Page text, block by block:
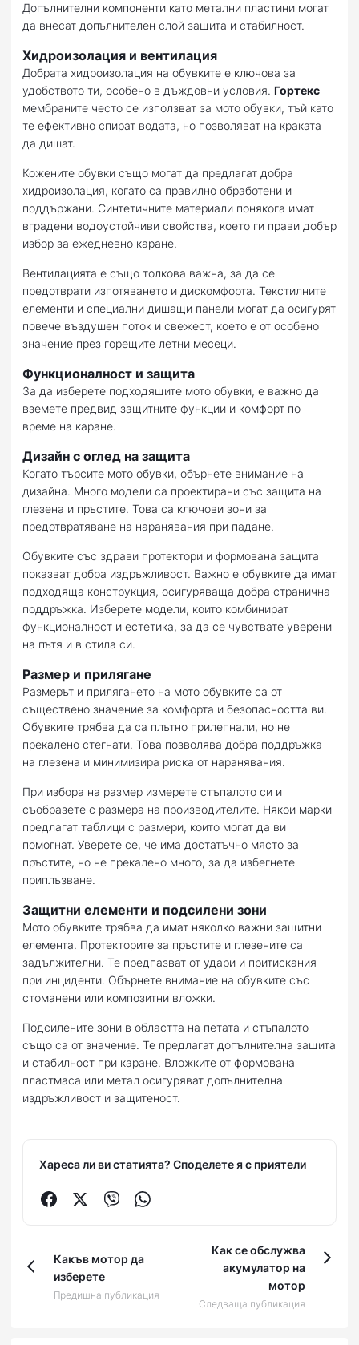
Допълнителни компоненти като метални пластини могат
да внесат допълнителен слой защита и стабилност.
Хидроизолация и вентилация
Добрата хидроизолация на обувките е ключова за
удобството ти, особено в дъждовни условия. Гортекс
мембраните често се използват за мото обувки, тъй като
те ефективно спират водата, но позволяват на краката
да дишат.
Кожените обувки също могат да предлагат добра
хидроизолация, когато са правилно обработени и
поддържани. Синтетичните материали понякога имат
вградени водоустойчиви свойствa, което ги прави добър
избор за ежедневно каране.
Вентилацията е също толкова важна, за да се
предотврати изпотяването и дискомфорта. Текстилните
елементи и специални дишащи панели могат да осигурят
повече въздушен поток и свежест, което е от особено
значение през горещите летни месеци.
Функционалност и защита
За да изберете подходящите мото обувки, е важно да
вземете предвид защитните функции и комфорт по
време на каране.
Дизайн с оглед на защита
Когато търсите мото обувки, обърнете внимание на
дизайна. Много модели са проектирани със защита на
глезена и пръстите. Това са ключови зони за
предотвратяване на наранявания при падане.
Обувките със здрави протектори и формована защита
показват добра издръжливост. Важно е обувките да имат
подходяща конструкция, осигуряваща добра странична
поддръжка. Изберете модели, които комбинират
функционалност и естетика, за да се чувствате уверени
на пътя и в стила си.
Размер и прилягане
Размерът и прилягането на мото обувките са от
съществено значение за комфорта и безопасността ви.
Обувките трябва да са плътно прилепнали, но не
прекалено стегнати. Това позволява добра поддръжка
на глезена и минимизира риска от наранявания.
При избора на размер измерете стъпалото си и
съобразете с размера на производителите. Някои марки
предлагат таблици с размери, които могат да ви
помогнат. Уверете се, че има достатъчно място за
пръстите, но не прекалено много, за да избегнете
приплъзване.
Защитни елементи и подсилени зони
Мото обувките трябва да имат няколко важни защитни
елемента. Протекторите за пръстите и глезените са
задължителни. Те предпазват от удари и притискания
при инциденти. Обърнете внимание на обувките със
стоманени или композитни вложки.
Подсилените зони в областта на петата и стъпалото
също са от значение. Те предлагат допълнителна защита
и стабилност при каране. Вложките от формована
пластмаса или метал осигуряват допълнителна
издръжливост и защитеност.
Хареса ли ви статията? Споделете я с приятели
Какъв мотор да
изберете
Предишна публикация
Как се обслужва
акумулатор на
мотор
Следваща публикация